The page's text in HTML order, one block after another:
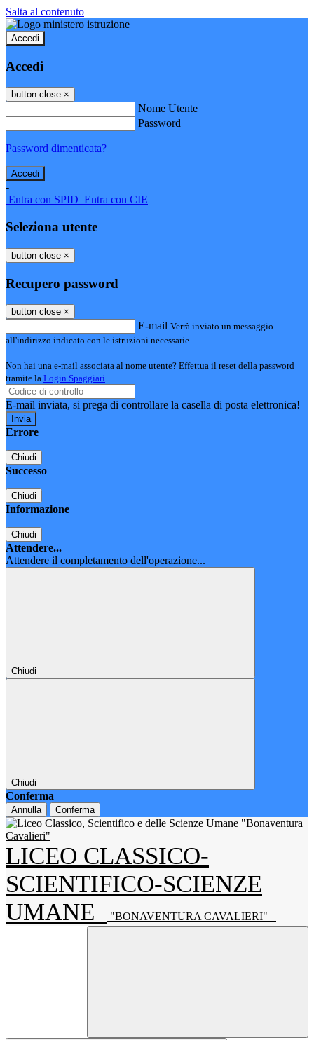
Salta al contenuto
Accedi
Accedi
button close ×
Nome Utente
Password
Password dimenticata?
-
Entra con SPID Entra con CIE
Seleziona utente
button close ×
Recupero password
button close ×
E-mail Verrà inviato un messaggio
all'indirizzo indicato con le istruzioni necessarie.
Non hai una e-mail associata al nome utente? Effettua il reset della password
tramite la Login Spaggiari
E-mail inviata, si prega di controllare la casella di posta elettronica!
Errore
Chiudi
Successo
Chiudi
Informazione
Chiudi
Attendere...
Attendere il completamento dell'operazione...
Chiudi
Chiudi
Conferma
Annulla Conferma
LICEO CLASSICO-
SCIENTIFICO-SCIENZE
UMANE
"BONAVENTURA CAVALIERI"